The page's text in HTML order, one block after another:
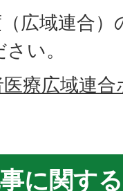
広域連合
い。
療広域連
に関す